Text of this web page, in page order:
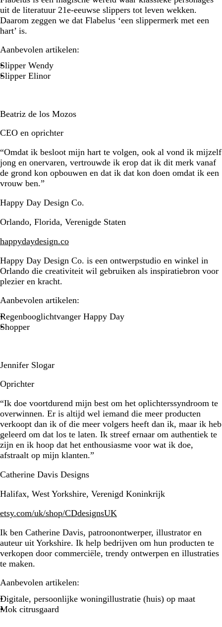
uit de literatuur 21e-eeuwse slippers tot leven wekken.
Daarom zeggen we dat Flabelus ‘een slippermerk met een
hart’ is.
Aanbevolen artikelen:
Slipper Wendy
Slipper Elinor
Beatriz de los Mozos
CEO en oprichter
“Omdat ik besloot mijn hart te volgen, ook al vond ik mijzelf
jong en onervaren, vertrouwde ik erop dat ik dit merk vanaf
de grond kon opbouwen en dat ik dat kon doen omdat ik een
vrouw ben.”
Happy Day Design Co.
Orlando, Florida, Verenigde Staten
happydaydesign.co
Happy Day Design Co. is een ontwerpstudio en winkel in
Orlando die creativiteit wil gebruiken als inspiratiebron voor
plezier en kracht.
Aanbevolen artikelen:
Regenbooglichtvanger Happy Day
Shopper
Jennifer Slogar
Oprichter
“Ik doe voortdurend mijn best om het oplichterssyndroom te
overwinnen. Er is altijd wel iemand die meer producten
verkoopt dan ik of die meer volgers heeft dan ik, maar ik heb
geleerd om dat los te laten. Ik streef ernaar om authentiek te
zijn en ik hoop dat het enthousiasme voor wat ik doe,
afstraalt op mijn klanten.”
Catherine Davis Designs
Halifax, West Yorkshire, Verenigd Koninkrijk
etsy.com/uk/shop/CDdesignsUK
Ik ben Catherine Davis, patroonontwerper, illustrator en
auteur uit Yorkshire. Ik help bedrijven om hun producten te
verkopen door commerciële, trendy ontwerpen en illustraties
te maken.
Aanbevolen artikelen:
Digitale, persoonlijke woningillustratie (huis) op maat
Mok citrusgaard